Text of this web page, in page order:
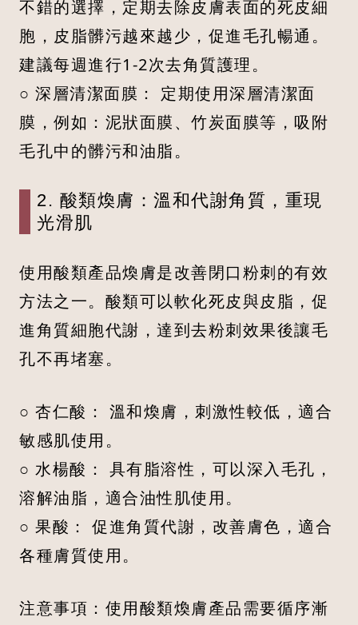
不錯的選擇，定期去除皮膚表面的死皮細
胞，皮脂髒污越來越少，促進毛孔暢通。
建議每週進行1-2次去角質護理。
○ 深層清潔面膜： 定期使用深層清潔面
膜，例如：泥狀面膜、竹炭面膜等，吸附
毛孔中的髒污和油脂。
2. 酸類煥膚：溫和代謝角質，重現
光滑肌
使用酸類產品煥膚是改善閉口粉刺的有效
方法之一。酸類可以軟化死皮與皮脂，促
進角質細胞代謝，達到去粉刺效果後讓毛
孔不再堵塞。
○ 杏仁酸： 溫和煥膚，刺激性較低，適合
敏感肌使用。
○ 水楊酸： 具有脂溶性，可以深入毛孔，
溶解油脂，適合油性肌使用。
○ 果酸： 促進角質代謝，改善膚色，適合
各種膚質使用。
注意事項：使用酸類煥膚產品需要循序漸